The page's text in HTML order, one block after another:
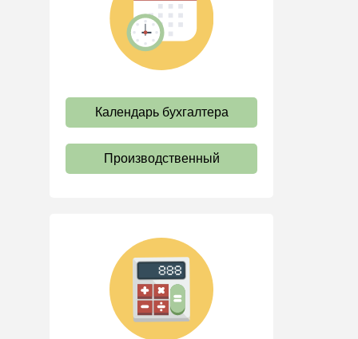
труда
Отпуск и время отдыха
Оплата труда
Ответственность и
взыскания
Пенсии
Трудовые книжки
Кадровые документы и
образцы
Персональные данные
Календарь бухгалтера
Производственный